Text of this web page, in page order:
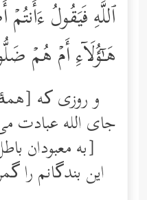
ٱللَّهِ فَیَقُولُ
هَـٰۤؤُلَاۤءِ أَمۡ هُمۡ
و روزی که
جای الله عبادت
[به معبودان
این بندگانم را